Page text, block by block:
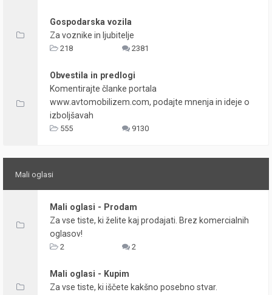
Gospodarska vozila
Za voznike in ljubitelje
218 2381
Obvestila in predlogi
Komentirajte članke portala
www.avtomobilizem.com, podajte mnenja in ideje o
izboljšavah
555 9130
Mali oglasi
Mali oglasi - Prodam
Za vse tiste, ki želite kaj prodajati. Brez komercialnih
oglasov!
2 2
Mali oglasi - Kupim
Za vse tiste, ki iščete kakšno posebno stvar.